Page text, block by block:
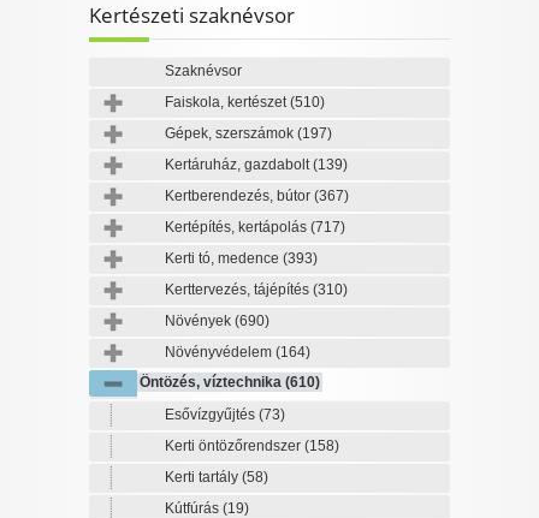
Kertészeti szaknévsor
Szaknévsor
Faiskola, kertészet(510)
Gépek, szerszámok (197)
Kertáruház, gazdabolt(139)
Kertberendezés, bútor (367)
Kertépítés, kertápolás (717)
Kerti tó, medence (393)
Kerttervezés, tájépítés (310)
Növények (690)
Növényvédelem (164)
Öntözés, víztechnika (610)
Esővízgyűjtés (73)
Kerti öntözőrendszer (158)
Kerti tartály (58)
Kútfúrás (19)